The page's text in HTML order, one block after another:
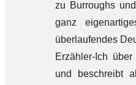
zu Burroughs
ganz
überlaufendes
Erzähler-Ich
und beschreibt